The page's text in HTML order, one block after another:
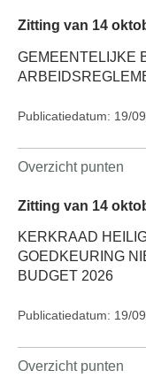
Zitting van 14
GEMEENTELIJKE
Publicatiedatum: 19/
Overzicht punten
Zitting van 14
KERKRAAD
GOEDKEURING
BUDGET 2026
Publicatiedatum: 19/
Overzicht punten